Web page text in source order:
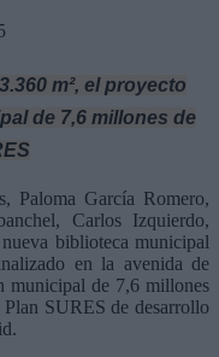
m², el proyecto
de 7,6 millones de
Paloma García Romero,
Carlos Izquierdo,
biblioteca municipal
en la avenida de
municipal de 7,6 millones
SURES de desarrollo